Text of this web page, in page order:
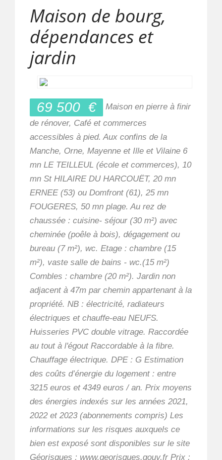
Maison de bourg,
dépendances et
jardin
69 500 €
Maison en pierre à finir
de rénover, Café et commerces
accessibles à pied. Aux confins de la
Manche, Orne, Mayenne et Ille et Vilaine 6
mn LE TEILLEUL (école et commerces), 10
mn St HILAIRE DU HARCOUËT, 20 mn
ERNEE (53) ou Domfront (61), 25 mn
FOUGERES, 50 mn plage. Au rez de
chaussée : cuisine- séjour (30 m²) avec
cheminée (poêle à bois), dégagement ou
bureau (7 m²), wc. Etage : chambre (15
m²), vaste salle de bains - wc.(15 m²)
Combles : chambre (20 m²). Jardin non
adjacent à 47m par chemin appartenant à la
propriété. NB : électricité, radiateurs
électriques et chauffe-eau NEUFS.
Huisseries PVC double vitrage. Raccordée
au tout à l'égout Raccordable à la fibre.
Chauffage électrique. DPE : G Estimation
des coûts d’énergie du logement : entre
3215 euros et 4349 euros / an. Prix moyens
des énergies indexés sur les années 2021,
2022 et 2023 (abonnements compris) Les
informations sur les risques auxquels ce
bien est exposé sont disponibles sur le site
Géorisques : www.georisques.gouv.fr Prix :